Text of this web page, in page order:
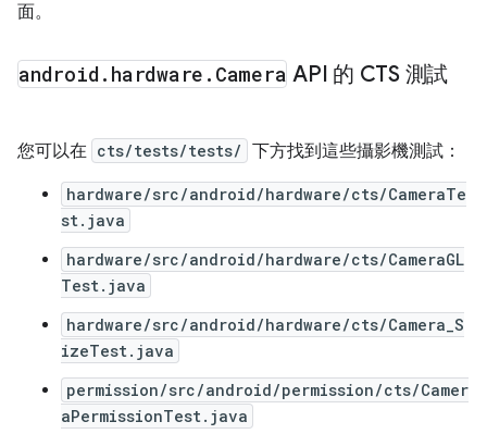
面。
android . hardware . Camera API 的 CTS 測試
您可以在 cts/tests/tests/ 下方找到這些攝影機測試：
hardware/src/android/hardware/cts/CameraTe
st.java
hardware/src/android/hardware/cts/CameraGL
Test.java
hardware/src/android/hardware/cts/Camera_S
izeTest.java
permission/src/android/permission/cts/Camer
aPermissionTest.java